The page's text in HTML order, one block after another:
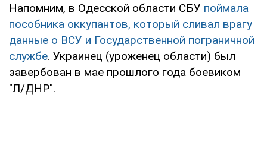
Напомним, в Одесской области СБУ поймала
пособника оккупантов, который сливал врагу
данные о ВСУ и Государственной пограничной
службе. Украинец (уроженец области) был
завербован в мае прошлого года боевиком
"Л/ДНР".